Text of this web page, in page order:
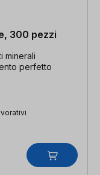
300 pezzi
minerali
perfetto